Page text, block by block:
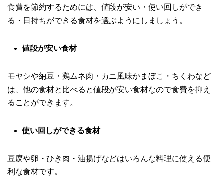
食費を節約するためには、値段が安い・使い回しができ
る・日持ちができる食材を選ぶようにしましょう。
値段が安い食材
モヤシや納豆・鶏ムネ肉・カニ風味かまぼこ・ちくわなど
は、他の食材と比べると値段が安い食材なので食費を抑え
ることができます。
使い回しができる食材
豆腐や卵・ひき肉・油揚げなどはいろんな料理に使える便
利な食材です。